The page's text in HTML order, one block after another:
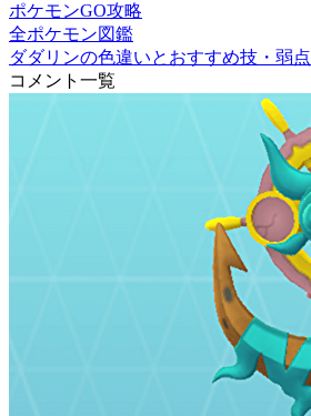
ポケモンGO攻略
全ポケモン図鑑
ダダリンの色違いとおすすめ技・弱点
コメント一覧